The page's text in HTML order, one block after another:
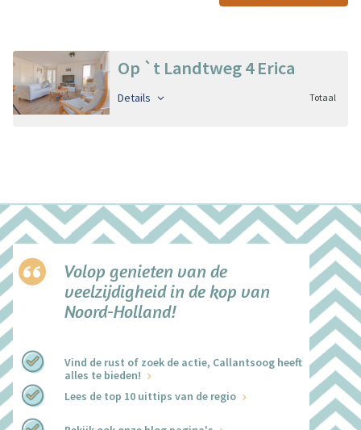
Op `t Landtweg 4 Erica
Details Totaal
Volop genieten van de
veelzijdigheid in de kop van
Noord-Holland!
Vind de rust of zoek de actie, Callantsoog heeft
alles te bieden!
Lees de top 10 uittips van de regio